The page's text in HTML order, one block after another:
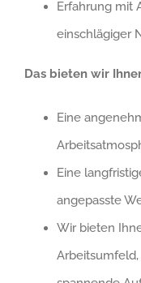
Erfahrung mit
einschlägiger
Das bieten wir
Eine
Eine
angepasste
Wir bieten